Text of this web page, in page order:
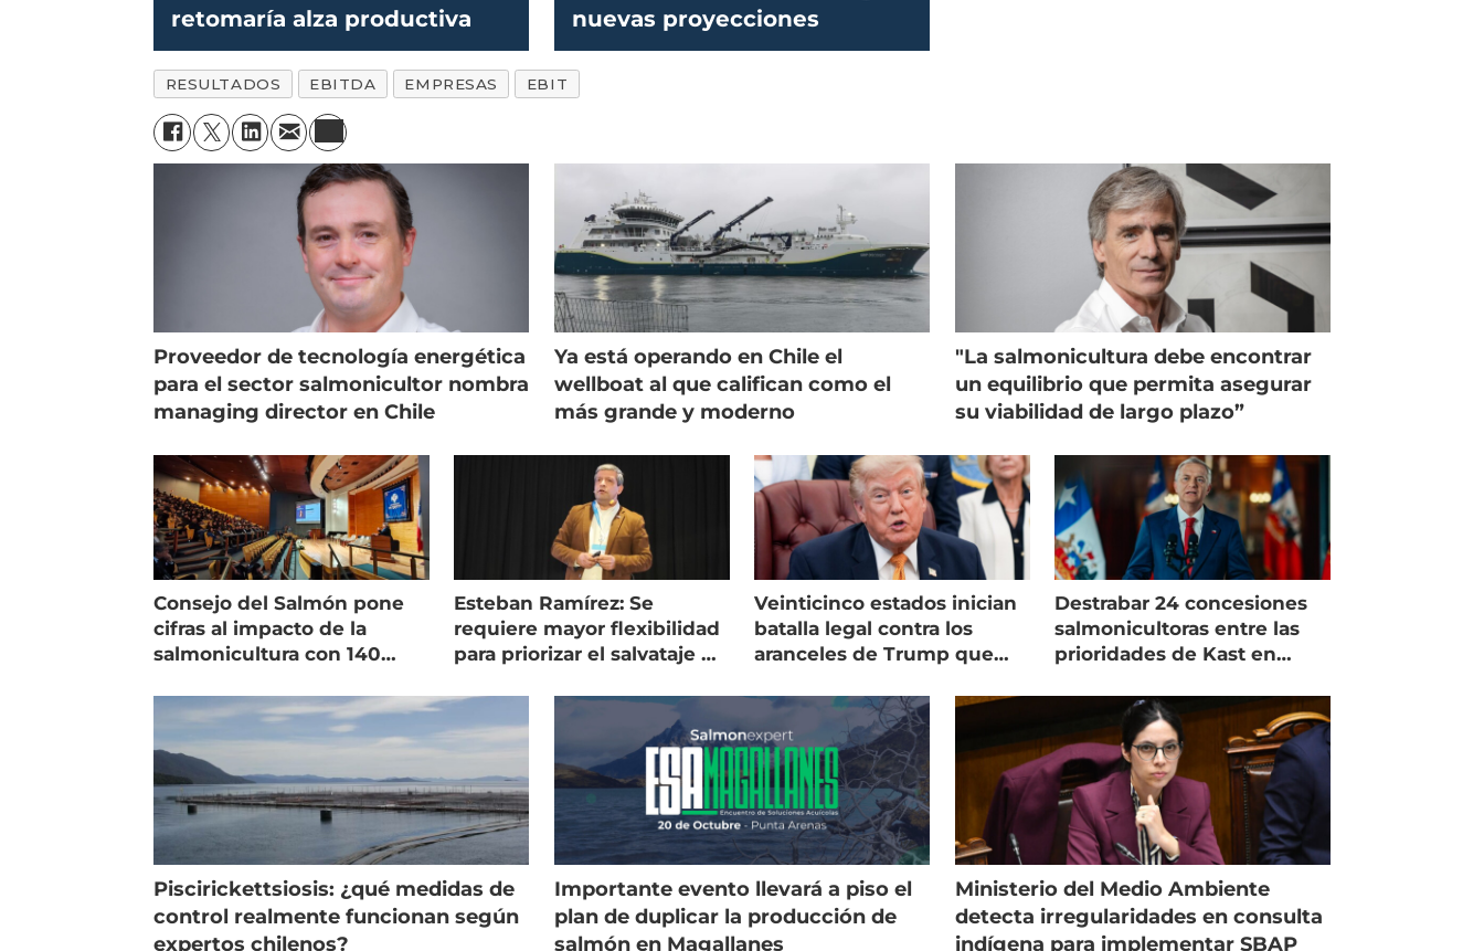
retomaría alza productiva
nuevas proyecciones
RESULTADOS EBITDA EMPRESAS EBIT
Proveedor de tecnología energética
para el sector salmonicultor nombra
managing director en Chile
Ya está operando en Chile el
wellboat al que califican como el
más grande y moderno
"La salmonicultura debe encontrar
un equilibrio que permita asegurar
su viabilidad de largo plazo”
Consejo del Salmón pone
cifras al impacto de la
salmonicultura con 140
Esteban Ramírez: Se
requiere mayor flexibilidad
para priorizar el salvataje de
Veinticinco estados inician
batalla legal contra los
aranceles de Trump que
Destrabar 24 concesiones
salmonicultoras entre las
prioridades de Kast en
Piscirickettsiosis: ¿qué medidas de
control realmente funcionan según
expertos chilenos?
Importante evento llevará a piso el
plan de duplicar la producción de
salmón en Magallanes
Ministerio del Medio Ambiente
detecta irregularidades en consulta
indígena para implementar SBAP